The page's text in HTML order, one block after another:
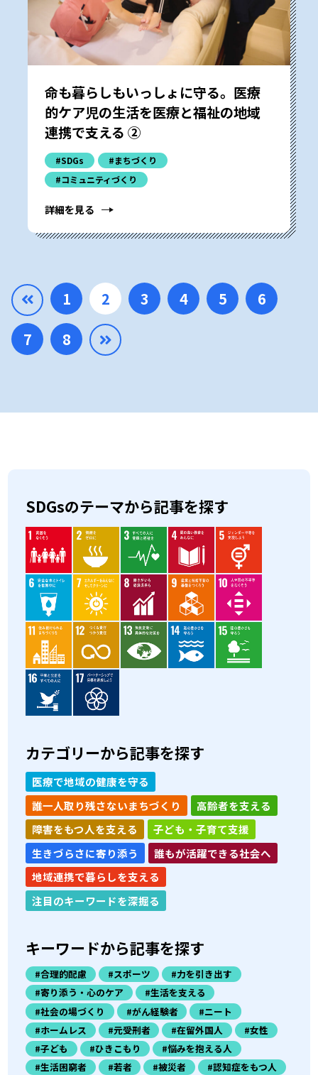
命も暮らしもいっしょに守る。医療
的ケア児の生活を医療と福祉の地域
連携で支える ②
#SDGs
#まちづくり
#コミュニティづくり
詳細を見る
1 2 3 4 5
6
7
8
SDGsのテーマから記事を探す
カテゴリーから記事を探す
医療で地域の健康を守る
誰一人取り残さないまちづくり
高齢者を支える
障害をもつ人を支える
子ども・子育て支援
生きづらさに寄り添う
誰もが活躍できる社会へ
地域連携で暮らしを支える
注目のキーワードを深掘る
キーワードから記事を探す
#合理的配慮 #スポーツ
#力を引き出す
#寄り添う・心のケア
#生活を支える
#社会の場づくり
#がん経験者
#ニート
#ホームレス
#元受刑者 #在留外国人
#女性
#子ども
#ひきこもり
#悩みを抱える人
#生活困窮者
#若者 #被災者
#認知症をもつ人